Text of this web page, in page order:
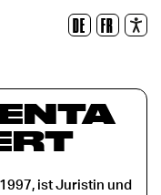
DE FR
ist Juristin und